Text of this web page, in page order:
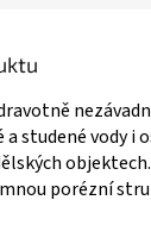
studené vody i
porézní